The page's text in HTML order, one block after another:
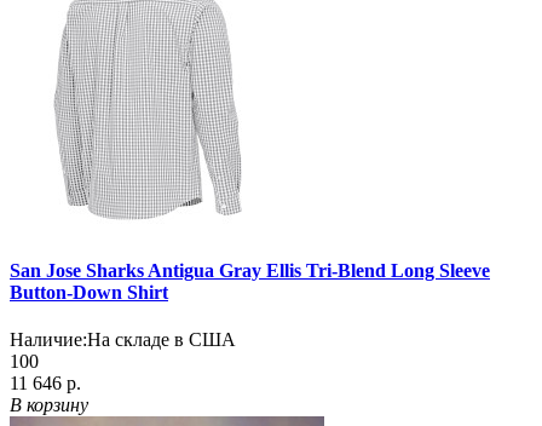
San Jose Sharks Antigua Gray Ellis Tri-Blend Long Sleeve
Button-Down Shirt
Наличие:На складе в США
100
11 646 р.
В корзину